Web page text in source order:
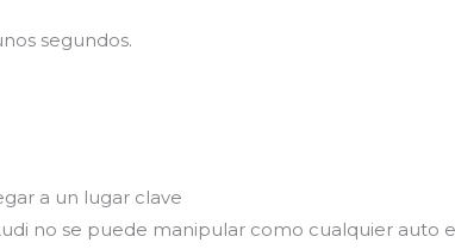
segundos.
a un lugar clave
no se puede manipular como cualquier auto